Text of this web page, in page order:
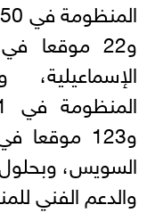
السويس، وبحلول
والدعم الفني